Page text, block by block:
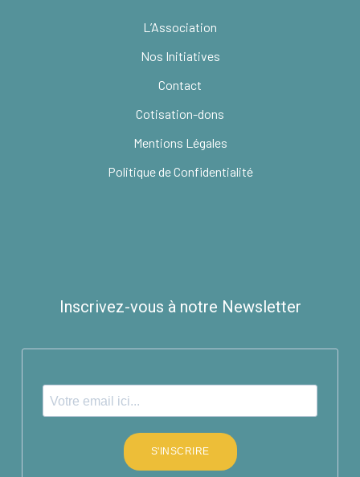
L’Association
Nos Initiatives
Contact
Cotisation-dons
Mentions Légales
Politique de Confidentialité
Inscrivez-vous à notre Newsletter
S'INSCRIRE